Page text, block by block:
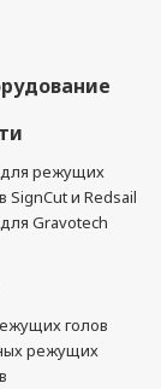
для режущих
SignCut и Redsail
Gravotech
голов
режущих